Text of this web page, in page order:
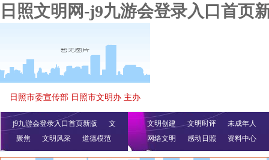
日照文明网-j9九游会登录入口首页
日照市委宣传部 日照市文明办 主办
j9九游会登录入口首页新版
文
明播报
公益视频
聚焦 文明风采 道德模范
文明创建 文明时评
未成年人
网络文明
感动日照 资料中心